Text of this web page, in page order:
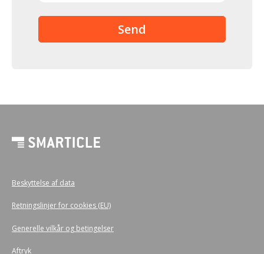
Beskyttelse af data
Retningslinjer for cookies (EU)
Generelle vilkår og betingelser
Aftryk